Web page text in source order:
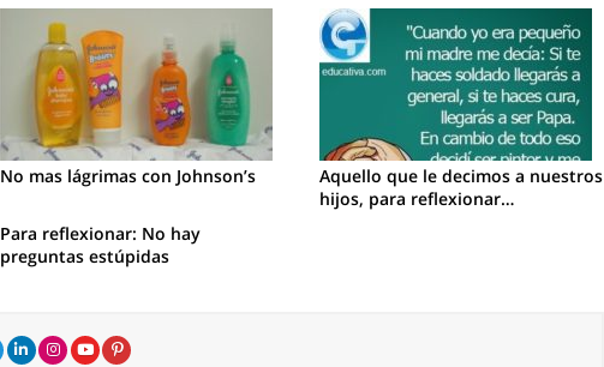
No mas lágrimas con Johnson’s
Aquello que le decimos a nuestros
hijos, para reflexionar…
Para reflexionar: No hay
preguntas estúpidas